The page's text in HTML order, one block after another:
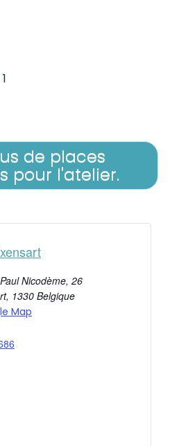
de places
pour l'atelier.
Nicodème, 26
, 1330 Belgique
Map